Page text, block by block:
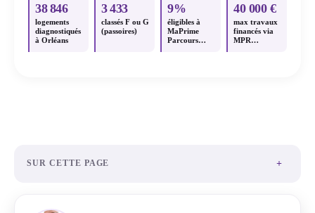
38 846
logements
diagnostiqués
à Orléans
3 433
classés F ou G
(passoires)
9%
éligibles à
MaPrime
Parcours
40 000 €
max travaux
financés via
MPR
SUR CETTE PAGE +